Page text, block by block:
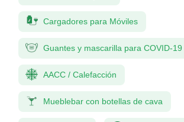
Cargadores para Móviles
Guantes y mascarilla para COVID-19
AACC / Calefacción
Mueblebar con botellas de cava